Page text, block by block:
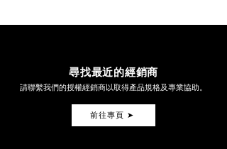
尋找最近的經銷商
請聯繫我們的授權經銷商以取得產品規格及專業協助。
前往專頁 ➤